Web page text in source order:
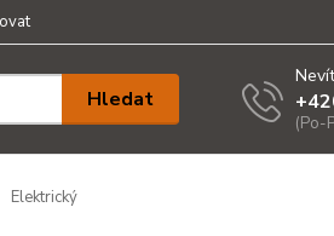
Hledat
(Po-
Elektrický